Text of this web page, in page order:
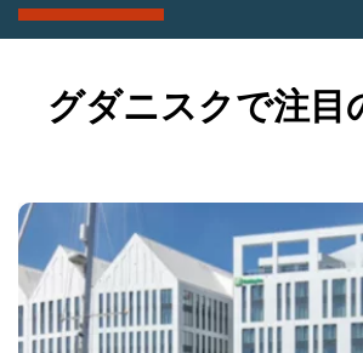
グダニスクで注目